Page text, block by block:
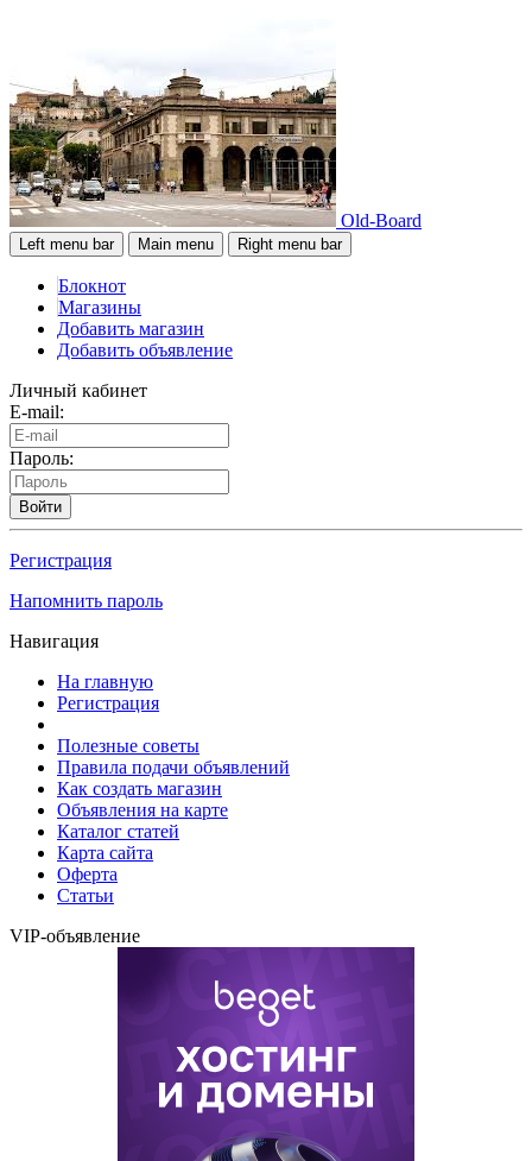
Old-Board
Left menu bar Main menu Right menu bar
Блокнот
Магазины
Добавить магазин
Добавить объявление
Личный кабинет
E-mail:
Пароль:
Войти
Регистрация
Напомнить пароль
Навигация
На главную
Регистрация
Полезные советы
Правила подачи объявлений
Как создать магазин
Объявления на карте
Каталог статей
Карта сайта
Оферта
Статьи
VIP-объявление